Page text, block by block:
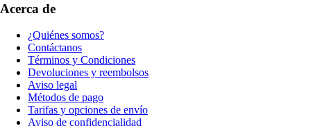
Acerca de
¿Quiénes somos?
Contáctanos
Términos y Condiciones
Devoluciones y reembolsos
Aviso legal
Métodos de pago
Tarifas y opciones de envío
Aviso de confidencialidad